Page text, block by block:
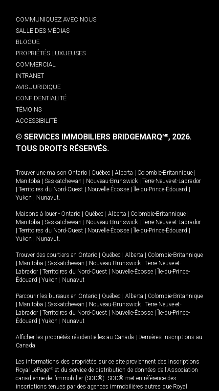
COMMUNIQUEZ AVEC NOUS
SALLE DES MÉDIAS
BLOGUE
PROPRIÉTÉS LUXUEUSES
COMMERCIAL
INTRANET
AVIS JURIDIQUE
CONFIDENTIALITÉ
TÉMOINS
ACCESSIBILITÉ
© SERVICES IMMOBILIERS BRIDGEMARQMD, 2026.
TOUS DROITS RÉSERVÉS.
Trouver une maison Ontario Québec Alberta Colombie-Britannique
Manitoba
Saskatchewan Nouveau-Brunswick
Terre-Neuve-et-Labrador
Territoires du Nord-Ouest Nouvelle-Écosse Île-du-Prince-Édouard
Yukon
Nunavut.
Maisons à louer - Ontario Québec Alberta Colombie-Britannique
Manitoba
Saskatchewan Nouveau-Brunswick
Terre-Neuve-et-Labrador
Territoires du Nord-Ouest Nouvelle-Écosse Île-du-Prince-Édouard
Yukon
Nunavut.
Trouver des courtiers en Ontario Québec Alberta
Colombie-Britannique
Manitoba Saskatchewan Nouveau-Brunswick
Terre-Neuve-et-
Labrador
Territoires du Nord-Ouest Nouvelle-Écosse
Île-du-Prince-
Édouard
Yukon Nunavut
Parcourir les bureaux en Ontario Québec Alberta
Colombie-Britannique
Manitoba Saskatchewan Nouveau-Brunswick
Terre-Neuve-et-
Labrador
Territoires du Nord-Ouest Nouvelle-Écosse
Île-du-Prince-
Édouard
Yukon Nunavut
Afficher les propriétés résidentielles au Canada
Dernières inscriptions au
Canada
Les informations des propriétés sur ce site proviennent des inscriptions
Royal LePageMD et du service de distribution de données de l'Association
canadienne de l’immobilier (SDD®). SDD® met en référence des
inscriptions tenues par des agences immobilières autres que Royal